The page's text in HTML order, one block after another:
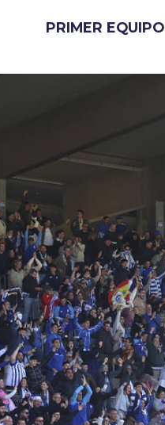
PRIMER EQUIPO